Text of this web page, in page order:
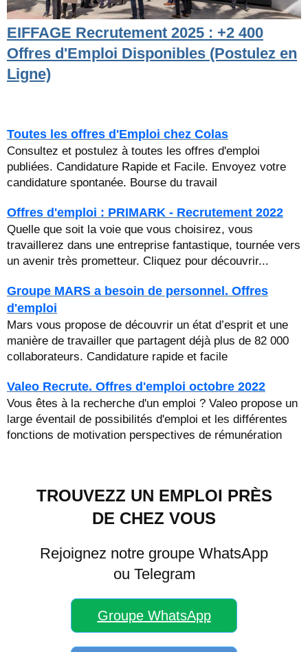
EIFFAGE Recrutement 2025 : +2 400
Offres d'Emploi Disponibles (Postulez en
Ligne)
Toutes les offres d'Emploi chez Colas
Consultez et postulez à toutes les offres d'emploi
publiées. Candidature Rapide et Facile. Envoyez votre
candidature spontanée. Bourse du travail
Offres d'emploi : PRIMARK - Recrutement 2022
Quelle que soit la voie que vous choisirez, vous
travaillerez dans une entreprise fantastique, tournée vers
un avenir très prometteur. Cliquez pour découvrir...
Groupe MARS a besoin de personnel. Offres
d'emploi
Mars vous propose de découvrir un état d’esprit et une
manière de travailler que partagent déjà plus de 82 000
collaborateurs. Candidature rapide et facile
Valeo Recrute. Offres d'emploi octobre 2022
Vous êtes à la recherche d'un emploi ? Valeo propose un
large éventail de possibilités d'emploi et les différentes
fonctions de motivation perspectives de rémunération
TROUVEZZ UN EMPLOI PRÈS
DE CHEZ VOUS
Rejoignez notre groupe WhatsApp
ou Telegram
Groupe WhatsApp